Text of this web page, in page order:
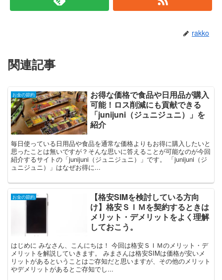
rakko
関連記事
お金の節約
お得な価格で食品や日用品が購入
可能！ロス削減にも貢献できる
「junijuni（ジュニジュニ）」を
紹介
毎日使っている日用品や食品を通常な価格よりもお得に購入したいと
思ったことは無いですが？そんな思いに答えることが可能なのが今回
紹介するサイトの「junijuni（ジュニジュニ）」です。 「junijuni（ジ
ュニジュニ）」はなぜお得に...
お金の節約
【格安SIMを検討している方向
け】格安ＳＩＭを契約するときは
メリット・デメリットをよく理解
しておこう。
はじめに みなさん、こんにちは！ 今回は格安ＳＩＭのメリット・デ
メリットを解説していきます。 みまさんは格安SIMは価格が安いメ
リットがあるということはご存知だと思いますが、その他のメリット
やデメリットがあるとご存知でし...